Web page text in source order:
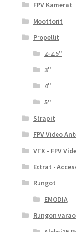
FPV Kamerat
Moottorit
Propellit
2-2.5"
3"
4"
5"
Strapit
FPV Video
VTX - FPV
Extrat -
Rungot
EMODIA
Rungon